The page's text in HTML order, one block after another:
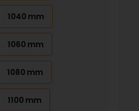
1040 mm
1060 mm
1080 mm
1100 mm